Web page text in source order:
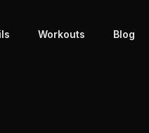
Workouts Blog